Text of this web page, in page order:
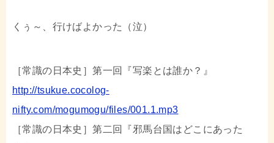
くぅ～、行けばよかった（泣）
［常識の日本史］第一回『写楽とは誰か？』
http://tsukue.cocolog-
nifty.com/mogumogu/files/001.1.mp3
［常識の日本史］第二回『邪馬台国はどこにあった